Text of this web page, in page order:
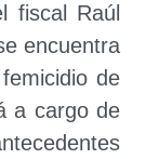
fiscal Raúl
encuentra
de
a cargo de